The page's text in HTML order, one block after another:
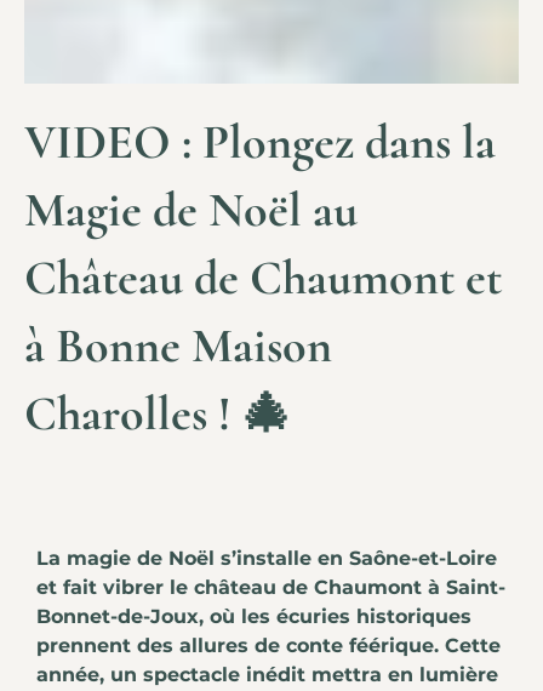
VIDEO : Plongez dans la
Magie de Noël au
Château de Chaumont et
à Bonne Maison
Charolles ! 🎄
La magie de Noël s’installe en Saône-et-Loire
et fait vibrer le château de Chaumont à Saint-
Bonnet-de-Joux, où les écuries historiques
prennent des allures de conte féérique. Cette
année, un spectacle inédit mettra en lumière